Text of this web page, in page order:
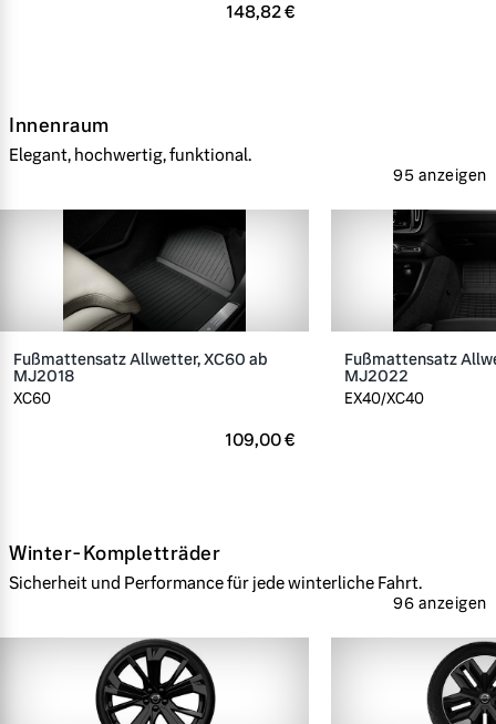
148,82 €
Innenraum
Elegant, hochwertig, funktional.
95 anzeigen
Fußmattensatz Allwetter, XC60 ab
MJ2018
XC60
109,00 €
Fußmattensatz
MJ2022
EX40/XC40
Winter-Kompletträder
Sicherheit und Performance für jede winterliche Fahrt.
96 anzeigen